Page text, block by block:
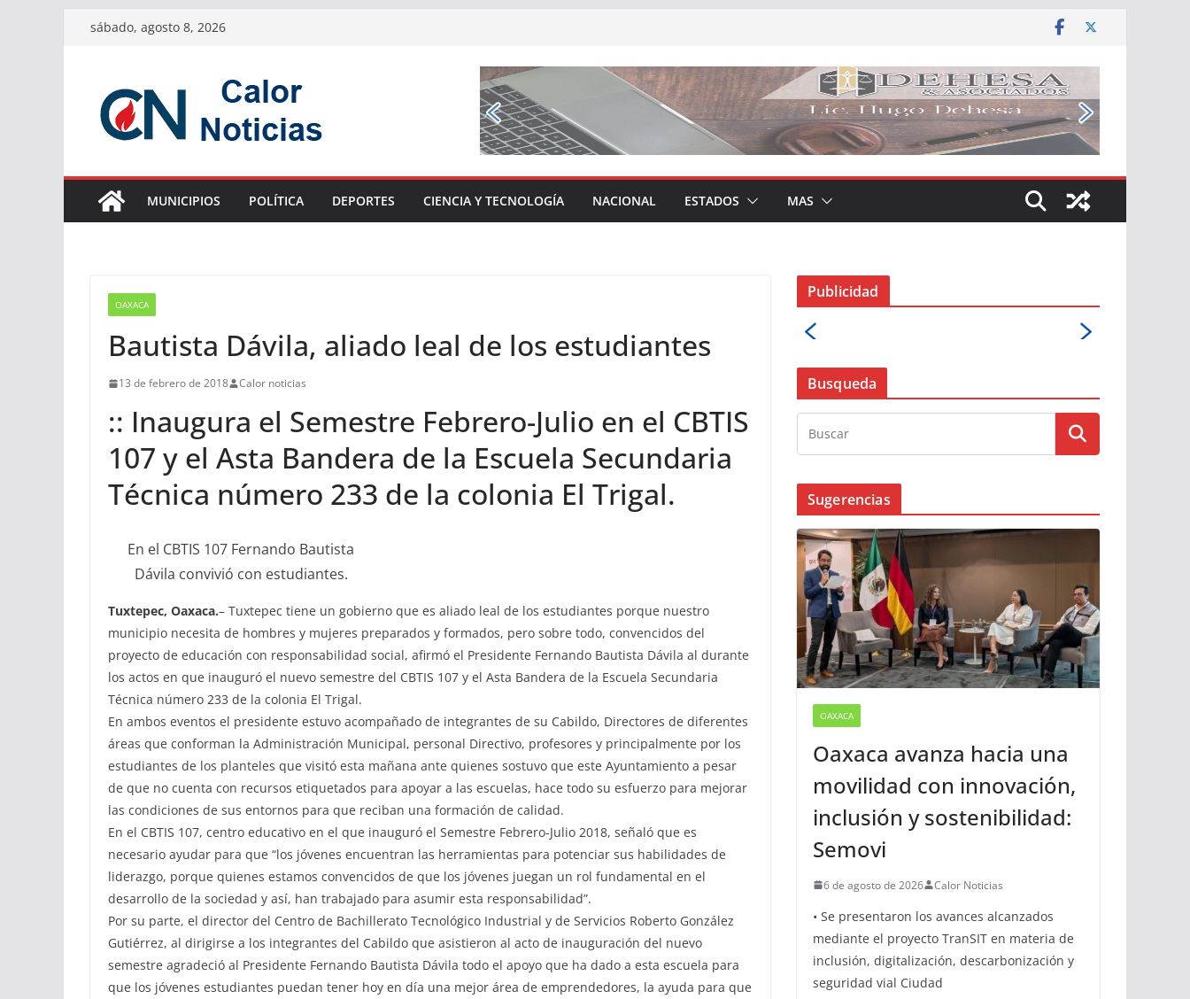
Saltarsábado, agosto 8, 2026
MUNICIPIOS POLÍTICA DEPORTES CIENCIA Y TECNOLOGÍA NACIONAL ESTADOS MAS
OAXACA
Bautista Dávila, aliado leal de los estudiantes
13 de febrero de 2018 Calor noticias
:: Inaugura el Semestre Febrero-Julio en el CBTIS
107 y el Asta Bandera de la Escuela Secundaria
Técnica número 233 de la colonia El Trigal.
En el CBTIS 107 Fernando Bautista
Dávila convivió con estudiantes.
Tuxtepec, Oaxaca.– Tuxtepec tiene un gobierno que es aliado leal de los estudiantes porque nuestro
municipio necesita de hombres y mujeres preparados y formados, pero sobre todo, convencidos del
proyecto de educación con responsabilidad social, afirmó el Presidente Fernando Bautista Dávila al durante
los actos en que inauguró el nuevo semestre del CBTIS 107 y el Asta Bandera de la Escuela Secundaria
Técnica número 233 de la colonia El Trigal.
En ambos eventos el presidente estuvo acompañado de integrantes de su Cabildo, Directores de diferentes
áreas que conforman la Administración Municipal, personal Directivo, profesores y principalmente por los
estudiantes de los planteles que visitó esta mañana ante quienes sostuvo que este Ayuntamiento a pesar
de que no cuenta con recursos etiquetados para apoyar a las escuelas, hace todo su esfuerzo para mejorar
las condiciones de sus entornos para que reciban una formación de calidad.
En el CBTIS 107, centro educativo en el que inauguró el Semestre Febrero-Julio 2018, señaló que es
necesario ayudar para que “los jóvenes encuentran las herramientas para potenciar sus habilidades de
liderazgo, porque quienes estamos convencidos de que los jóvenes juegan un rol fundamental en el
desarrollo de la sociedad y así, han trabajado para asumir esta responsabilidad”.
Por su parte, el director del Centro de Bachillerato Tecnológico Industrial y de Servicios Roberto González
Gutiérrez, al dirigirse a los integrantes del Cabildo que asistieron al acto de inauguración del nuevo
semestre agradeció al Presidente Fernando Bautista Dávila todo el apoyo que ha dado a esta escuela para
que los jóvenes estudiantes puedan tener hoy en día una mejor área de emprendedores, la ayuda para que
Publicidad
Busqueda
Sugerencias
OAXACA
Oaxaca avanza hacia una
movilidad con innovación,
inclusión y sostenibilidad:
Semovi
6 de agosto de 2026 Calor Noticias
• Se presentaron los avances alcanzados
mediante el proyecto TranSIT en materia de
inclusión, digitalización, descarbonización y
seguridad vial Ciudad